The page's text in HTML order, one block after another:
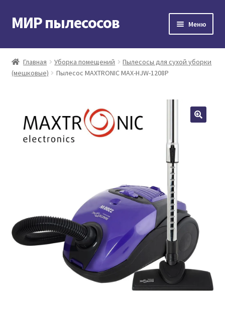
Перейти
к
Перейти
к
МИР пылесосов Меню
Главная
Мой аккаунт
Контакты
Главная Уборка помещений
Пылесосы для сухой уборки
(мешковые)
Пылесос MAXTRONIC MAX-HJW-1208P